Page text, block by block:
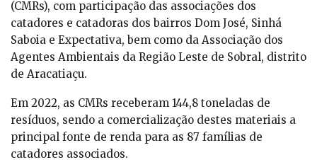
(CMRs), com participação das associações dos
catadores e catadoras dos bairros Dom José, Sinhá
Saboia e Expectativa, bem como da Associação dos
Agentes Ambientais da Região Leste de Sobral, distrito
de Aracatiaçu.
Em 2022, as CMRs receberam 144,8 toneladas de
resíduos, sendo a comercialização destes materiais a
principal fonte de renda para as 87 famílias de
catadores associados.